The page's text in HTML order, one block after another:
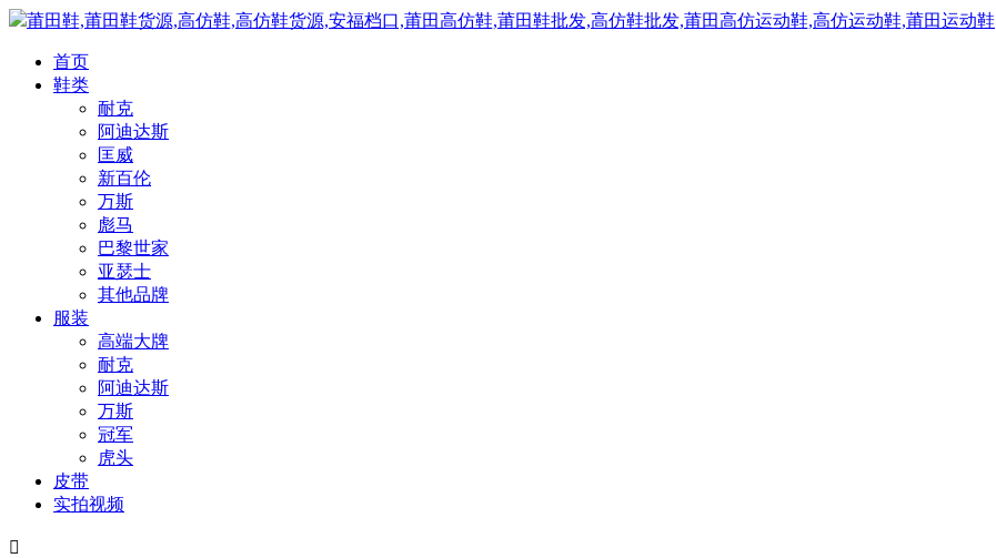
莆田鞋,莆田鞋货源,高仿鞋,高仿鞋货源,安福档口,莆田高仿鞋,莆田鞋批发,高仿鞋批发,莆田高仿运动鞋,高仿运动鞋,莆田运动鞋
首页
鞋类
耐克
阿迪达斯
匡威
新百伦
万斯
彪马
巴黎世家
亚瑟士
其他品牌
服装
高端大牌
耐克
阿迪达斯
万斯
冠军
虎头
皮带
实拍视频
